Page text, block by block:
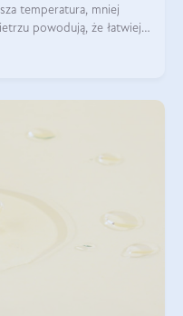
temperatura, mniej
powodują, że łatwiej
suplementować